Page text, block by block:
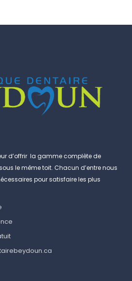
d’offrir la gamme complète de
le même toit. Chacun d’entre nous
pour satisfaire les plus